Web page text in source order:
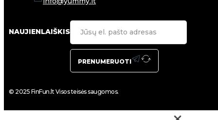
NAUJIENLAIŠKIS
PRENUMERUOTI
© 2025 FinFun.lt Visos teisės saugomos.